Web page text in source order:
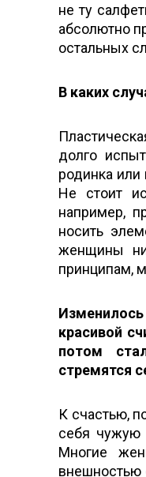
не ту
абсолютно
остальных
В каких
долго
родинка или
Не стоит
например,
носить
женщины
принципам,
красивой
потом
стремятся
К счастью,
себя чужую
Многие
внешностью